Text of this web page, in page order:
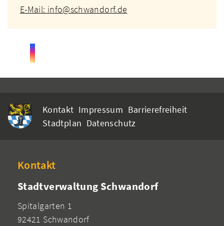
E-Mail: info@schwandorf.de
Kontakt Impressum Barrierefreiheit
Stadtplan Datenschutz
Kontakt
Stadtverwaltung Schwandorf
Spitalgarten 1
92421 Schwandorf